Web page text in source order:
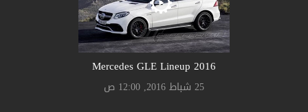
Mercedes GLE Lineup 2016
25 شباط 2016, 12:00 ص